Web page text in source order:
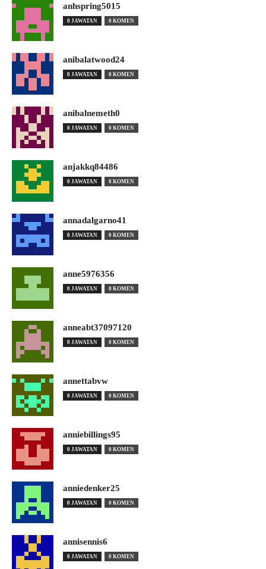
anhspring5015
0 JAWATAN 0 KOMEN
anibalatwood24
0 JAWATAN 0 KOMEN
anibalnemeth0
0 JAWATAN 0 KOMEN
anjakkq84486
0 JAWATAN 0 KOMEN
annadalgarno41
0 JAWATAN 0 KOMEN
anne5976356
0 JAWATAN 0 KOMEN
anneabt37097120
0 JAWATAN 0 KOMEN
annettabvw
0 JAWATAN 0 KOMEN
anniebillings95
0 JAWATAN 0 KOMEN
anniedenker25
0 JAWATAN 0 KOMEN
annisennis6
0 JAWATAN 0 KOMEN